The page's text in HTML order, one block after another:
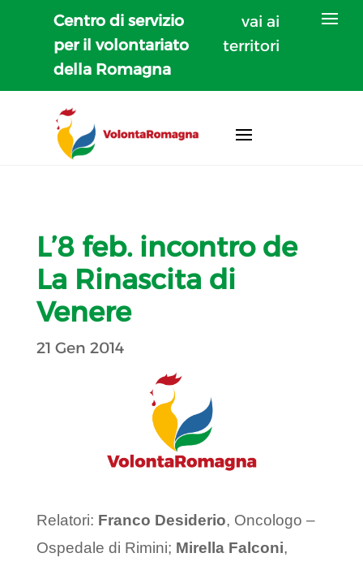
Centro di servizio
per il volontariato
della Romagna
vai ai
territori
L’8 feb. incontro de
La Rinascita di
Venere
21 Gen 2014
Relatori: Franco Desiderio, Oncologo –
Ospedale di Rimini; Mirella Falconi,